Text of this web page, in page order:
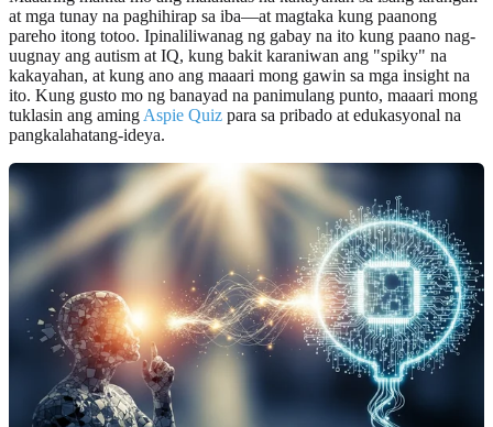
at mga tunay na paghihirap sa iba—at magtaka kung paanong
pareho itong totoo. Ipinaliliwanag ng gabay na ito kung paano nag-
uugnay ang autism at IQ, kung bakit karaniwan ang "spiky" na
kakayahan, at kung ano ang maaari mong gawin sa mga insight na
ito. Kung gusto mo ng banayad na panimulang punto, maaari mong
tuklasin ang aming Aspie Quiz para sa pribado at edukasyonal na
pangkalahatang-ideya.